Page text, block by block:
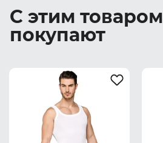
С этим товаром
покупают